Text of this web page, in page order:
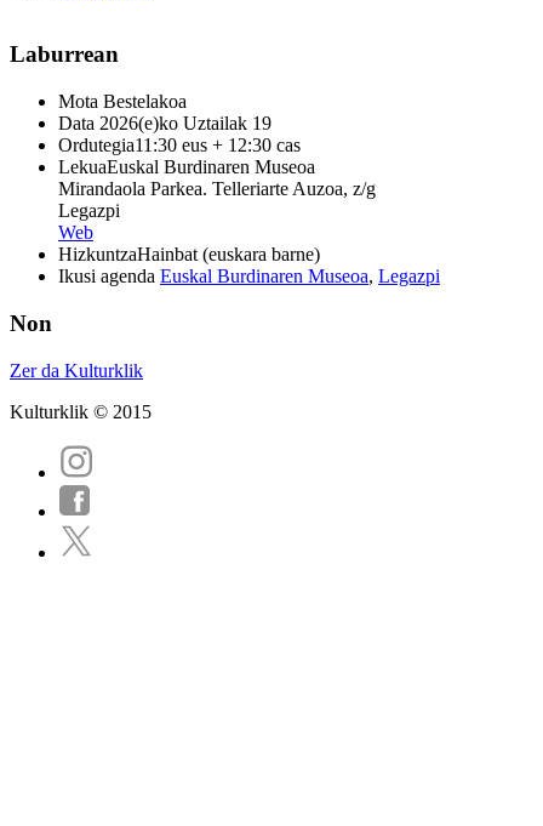
Laburrean
Mota Bestelakoa
Data 2026(e)ko Uztailak 19
Ordutegia11:30 eus + 12:30 cas
LekuaEuskal Burdinaren Museoa
Mirandaola Parkea. Telleriarte Auzoa, z/g
Legazpi
Web
HizkuntzaHainbat (euskara barne)
Ikusi agenda Euskal Burdinaren Museoa, Legazpi
Non
Zer da Kulturklik
Kulturklik © 2015